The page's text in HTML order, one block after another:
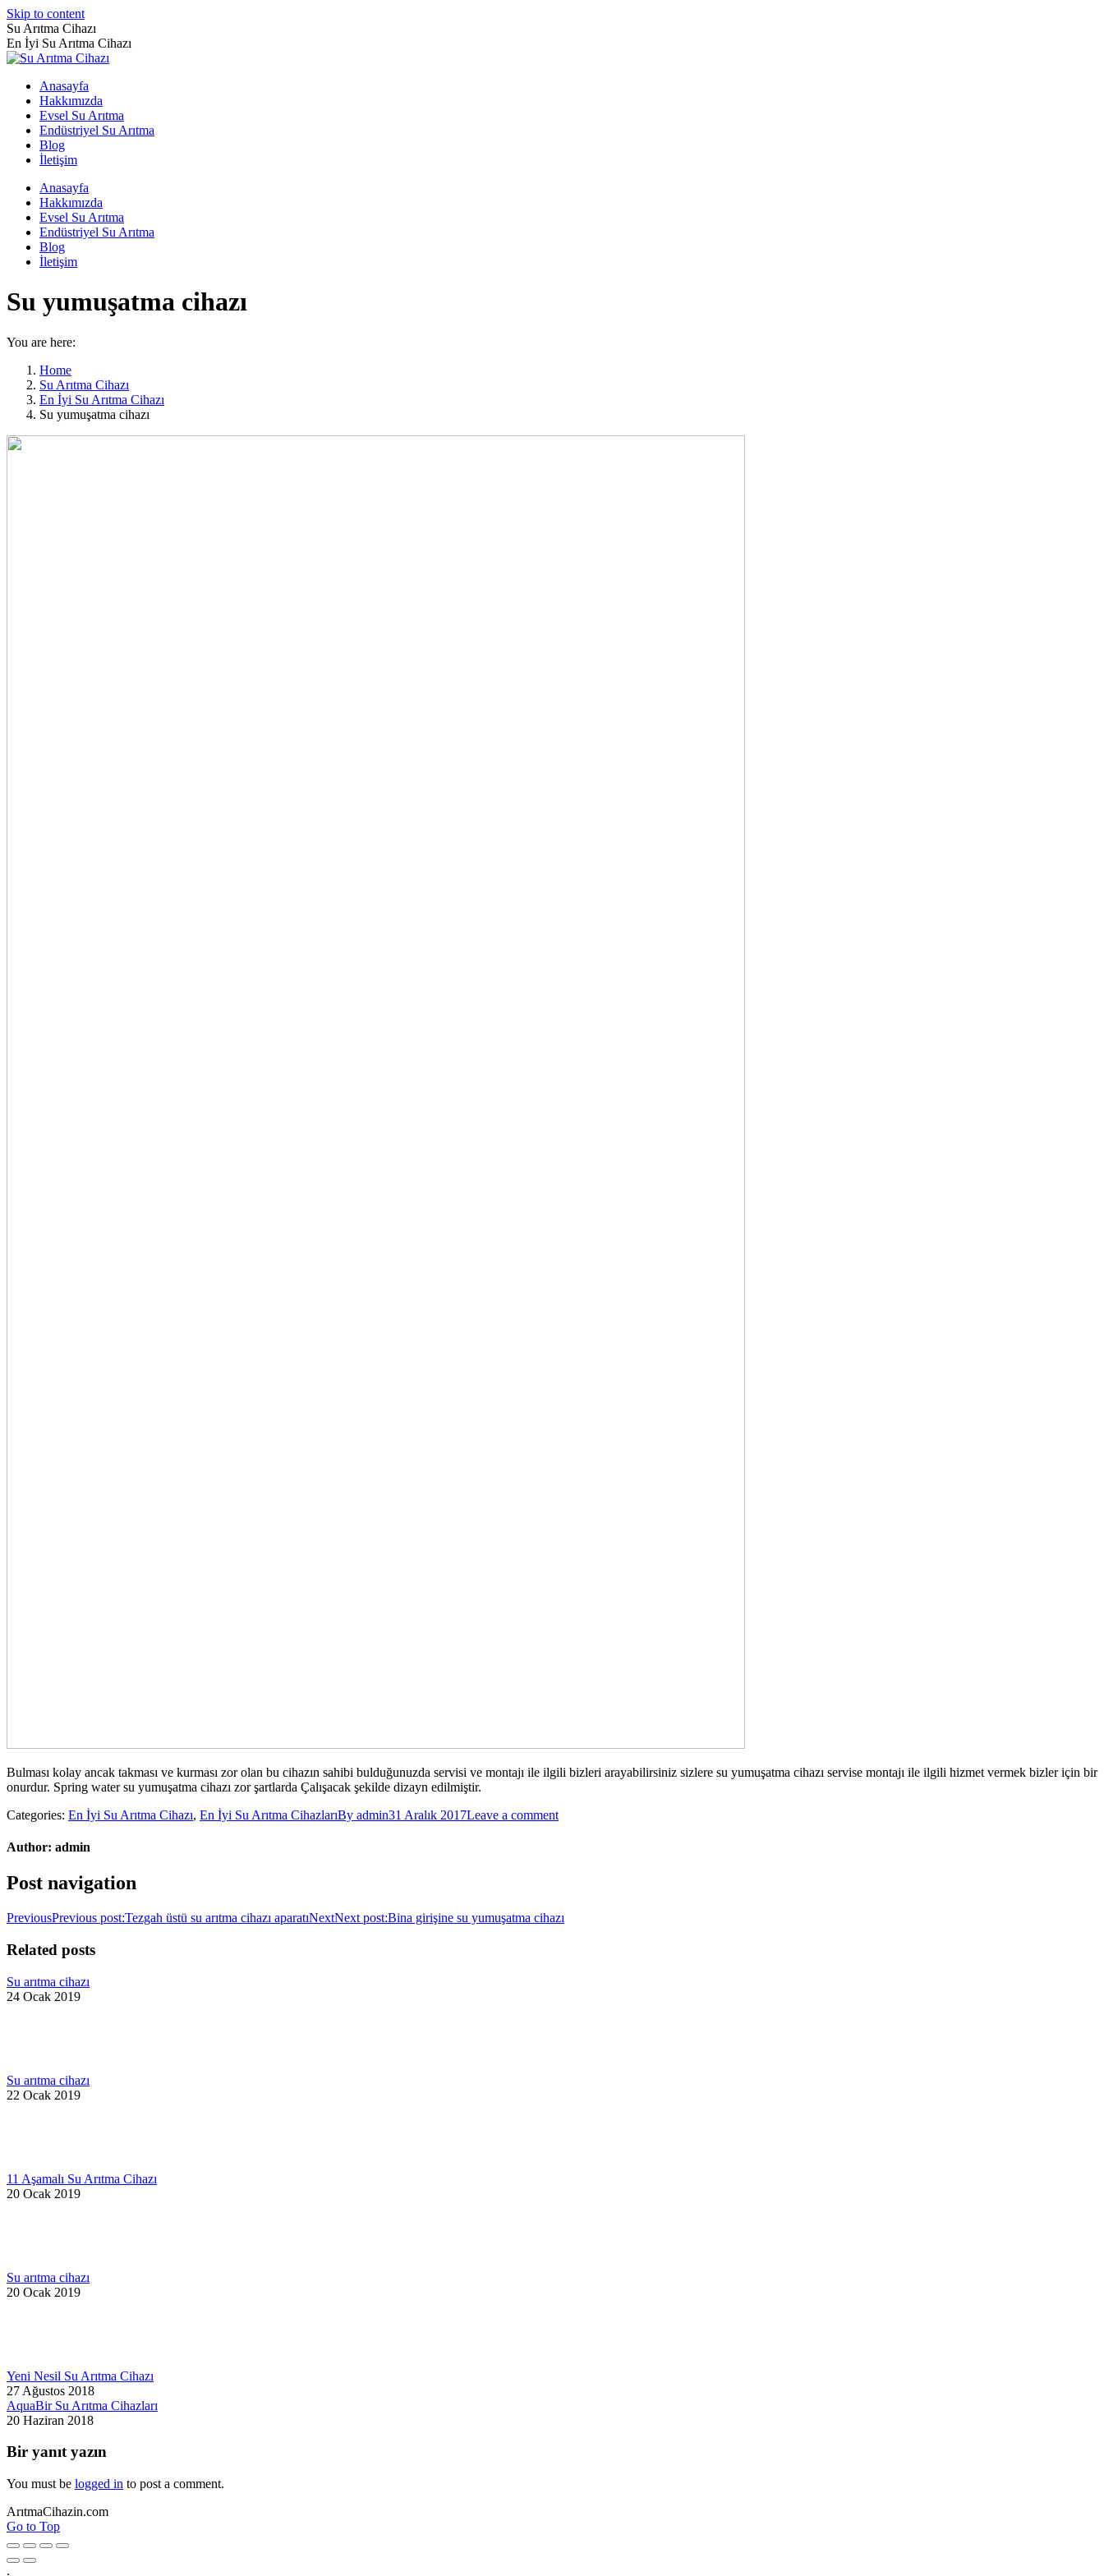
Skip to content
Su Arıtma Cihazı
En İyi Su Arıtma Cihazı
Anasayfa
Hakkımızda
Evsel Su Arıtma
Endüstriyel Su Arıtma
Blog
İletişim
Anasayfa
Hakkımızda
Evsel Su Arıtma
Endüstriyel Su Arıtma
Blog
İletişim
Su yumuşatma cihazı
You are here:
Home
Su Arıtma Cihazı
En İyi Su Arıtma Cihazı
Su yumuşatma cihazı
Bulması kolay ancak takması ve kurması zor olan bu cihazın sahibi bulduğunuzda servisi ve montajı ile ilgili bizleri arayabilirsiniz sizlere su yumuşatma cihazı servise montajı ile ilgili hizmet vermek bizler için bir
onurdur. Spring water su yumuşatma cihazı zor şartlarda Çalışacak şekilde dizayn edilmiştir.
Categories: En İyi Su Arıtma Cihazı, En İyi Su Arıtma CihazlarıBy admin31 Aralık 2017Leave a comment
Author: admin
Post navigation
PreviousPrevious post:Tezgah üstü su arıtma cihazı aparatıNextNext post:Bina girişine su yumuşatma cihazı
Related posts
Su arıtma cihazı
24 Ocak 2019
Su arıtma cihazı
22 Ocak 2019
11 Aşamalı Su Arıtma Cihazı
20 Ocak 2019
Su arıtma cihazı
20 Ocak 2019
Yeni Nesil Su Arıtma Cihazı
27 Ağustos 2018
AquaBir Su Arıtma Cihazları
20 Haziran 2018
Bir yanıt yazın
You must be logged in to post a comment.
ArıtmaCihazin.com
Go to Top
.